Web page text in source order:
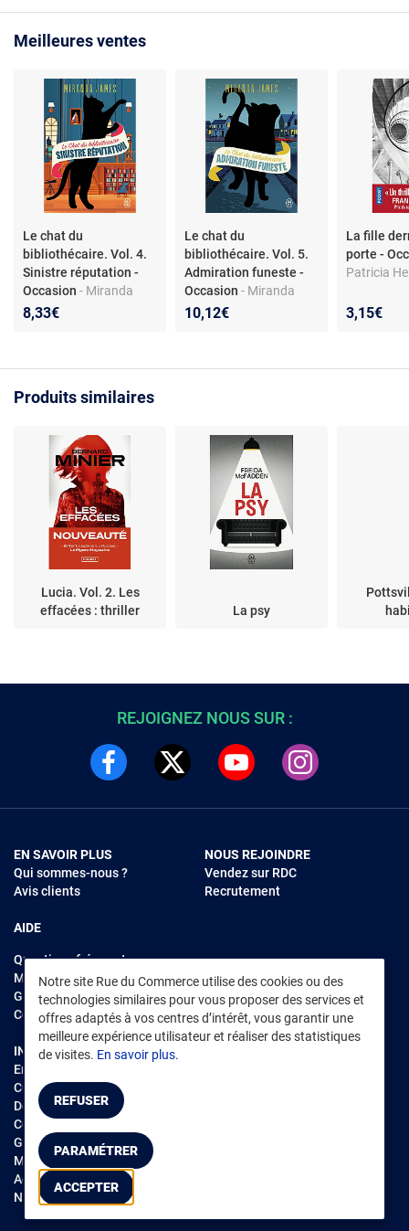
Meilleures ventes
Le chat du
bibliothécaire. Vol. 4.
Sinistre réputation -
Occasion - Miranda
James
8,33€
Le chat du
bibliothécaire. Vol. 5.
Admiration funeste -
Occasion- Miranda
James
10,12€
La fille
porte -
Patricia
3,15€
Produits similaires
Lucia. Vol. 2. Les
effacées : thriller
La psy
Notre site Rue du Commerce utilise des cookies ou des
technologies similaires pour vous proposer des services et
offres adaptés à vos centres d’intérêt, vous garantir une
meilleure expérience utilisateur et réaliser des statistiques
de visites. En savoir plus.
REFUSER
PARAMÉTRER
ACCEPTER
REJOIGNEZ NOUS SUR :
EN SAVOIR PLUS
Qui sommes-nous ?
Avis clients
AIDE
Questions fréquentes
Modes de règlements
Garantie et retours
Contacter Rue du Commerce
NOUS REJOINDRE
Vendez sur RDC
Recrutement
INFORMATIONS LÉGALES
Environnement
CGV /CGU Marketplace
Données personnelles
Cookies
Gérer mes cookies
Mentions légales
Accessibilité : non conforme
Notice d'accessibilité